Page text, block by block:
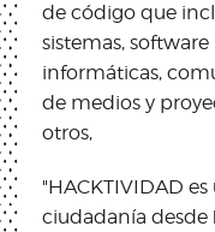
de código que
sistemas,
informáticas,
de medios y
otros,
"HACKTIVIDAD
ciudadanía desde